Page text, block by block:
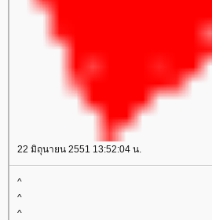
22 มิถุนายน 2551 13:52:04 น.
^
^
^